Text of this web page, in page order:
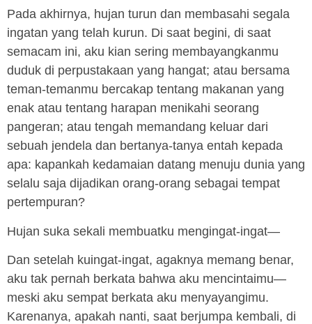
Pada akhirnya, hujan turun dan membasahi segala
ingatan yang telah kurun. Di saat begini, di saat
semacam ini, aku kian sering membayangkanmu
duduk di perpustakaan yang hangat; atau bersama
teman-temanmu bercakap tentang makanan yang
enak atau tentang harapan menikahi seorang
pangeran; atau tengah memandang keluar dari
sebuah jendela dan bertanya-tanya entah kepada
apa: kapankah kedamaian datang menuju dunia yang
selalu saja dijadikan orang-orang sebagai tempat
pertempuran?
Hujan suka sekali membuatku mengingat-ingat—
Dan setelah kuingat-ingat, agaknya memang benar,
aku tak pernah berkata bahwa aku mencintaimu—
meski aku sempat berkata aku menyayangimu.
Karenanya, apakah nanti, saat berjumpa kembali, di